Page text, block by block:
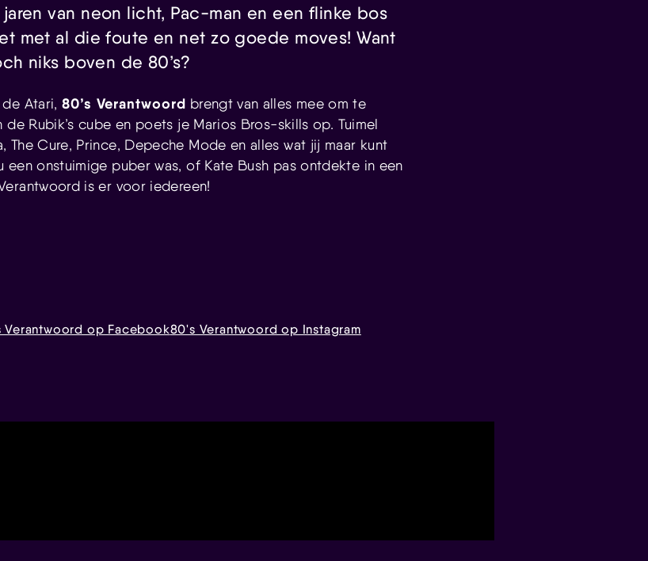
van neon licht, Pac-man en een flinke bos
met al die foute en net zo goede moves! Want
niks boven de 80’s?
de Atari,80’s Verantwoord brengt van alles mee om te
de Rubik’s cube en poets je Marios Bros-skills op. Tuimel
Cure, Prince, Depeche Mode en alles wat jij maar kunt
een onstuimige puber was, of Kate Bush pas ontdekte in een
is er voor iedereen!
Verantwoord op Facebook80's Verantwoord op Instagram